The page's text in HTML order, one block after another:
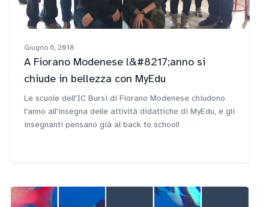
Giugno 6, 2018
A Fiorano Modenese l&#8217;anno si
chiude in bellezza con MyEdu
Le scuole dell'IC Bursi di Fiorano Modenese chiudono
l'anno all'insegna delle attività didattiche di MyEdu, e gli
insegnanti pensano già al back to school!